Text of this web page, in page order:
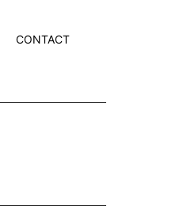
CONTACT